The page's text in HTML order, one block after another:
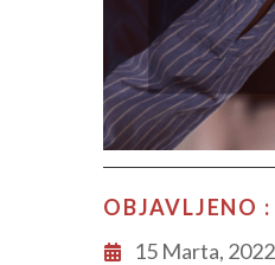
OBJAVLJENO :
15 Marta, 2022